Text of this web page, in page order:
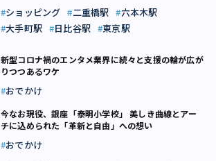
ショッピング 二重橋駅
六本木駅
大手町駅
日比谷駅 東京駅
新型コロナ禍のエンタメ業界に続々と支援の輪が広が
りつつあるワケ
おでかけ
今なお現役、銀座「泰明小学校」 美しき曲線とアー
チに込められた「革新と自由」への想い
おでかけ